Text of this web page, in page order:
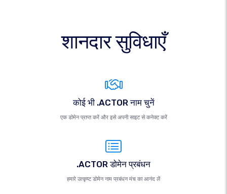
शानदार सुविधाएँ
कोई भी .ACTOR नाम चुनें
एक डोमेन प्राप्त करें और इसे अपनी साइट से कनेक्ट करें
.ACTOR डोमेन प्रबंधन
हमारे उत्कृष्ट डोमेन नाम प्रबंधन मंच का आनंद लें